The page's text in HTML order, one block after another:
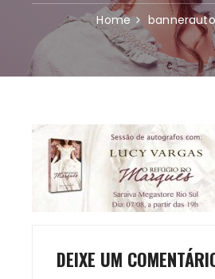
Home
DEIXE UM